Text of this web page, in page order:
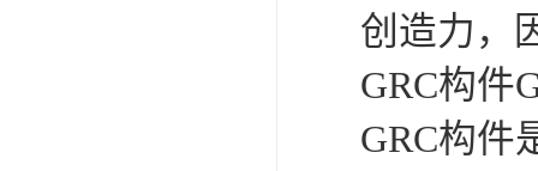
创造力，
GRC构件
GRC构件